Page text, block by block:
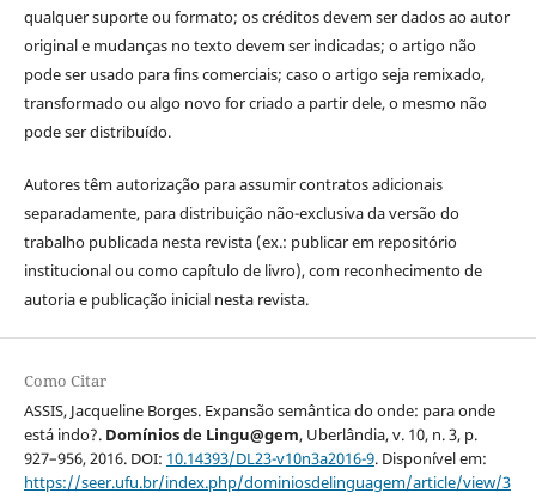
qualquer suporte ou formato; os créditos devem ser dados ao autor
original e mudanças no texto devem ser indicadas; o artigo não
pode ser usado para fins comerciais; caso o artigo seja remixado,
transformado ou algo novo for criado a partir dele, o mesmo não
pode ser distribuído.
Autores têm autorização para assumir contratos adicionais
separadamente, para distribuição não-exclusiva da versão do
trabalho publicada nesta revista (ex.: publicar em repositório
institucional ou como capítulo de livro), com reconhecimento de
autoria e publicação inicial nesta revista.
Como Citar
ASSIS, Jacqueline Borges. Expansão semântica do onde: para onde
está indo?. Domínios de Lingu@gem, Uberlândia, v. 10, n. 3, p.
927–956, 2016. DOI: 10.14393/DL23-v10n3a2016-9. Disponível em:
https://seer.ufu.br/index.php/dominiosdelinguagem/article/view/3